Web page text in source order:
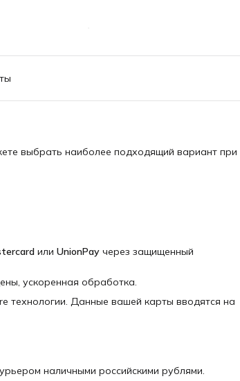
выбрать наиболее подходящий вариант при
или UnionPay через защищенный
ускоренная обработка.
технологии. Данные вашей карты вводятся на
наличными российскими рублями.